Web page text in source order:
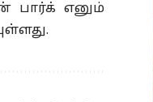
பார்க் எனும்